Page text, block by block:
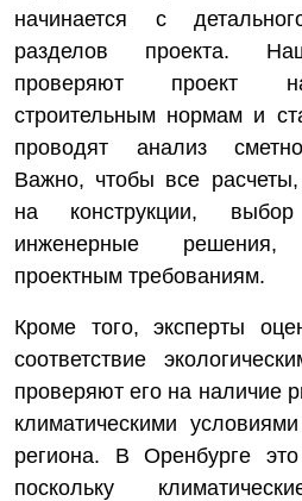
начинается с
разделов проекта.
проверяют проект
строительным нормам и
проводят анализ
Важно, чтобы все расчеты,
на конструкции,
инженерные решения,
проектным требованиям.
Кроме того, эксперты
соответствие
проверяют его на наличие
климатическими
региона. В Оренбурге
поскольку